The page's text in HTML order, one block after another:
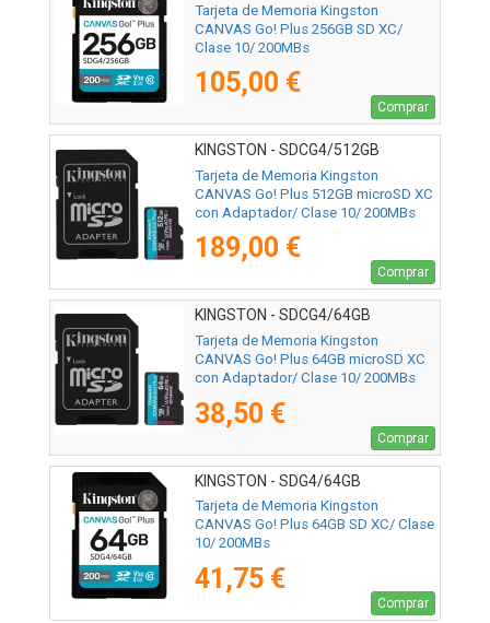
Tarjeta de Memoria Kingston
CANVAS Go! Plus 256GB SD XC/
Clase 10/ 200MBs
105,00 €
Comprar
KINGSTON - SDCG4/512GB
Tarjeta de Memoria Kingston
CANVAS Go! Plus 512GB microSD XC
con Adaptador/ Clase 10/ 200MBs
189,00 €
Comprar
KINGSTON - SDCG4/64GB
Tarjeta de Memoria Kingston
CANVAS Go! Plus 64GB microSD XC
con Adaptador/ Clase 10/ 200MBs
38,50 €
Comprar
KINGSTON - SDG4/64GB
Tarjeta de Memoria Kingston
CANVAS Go! Plus 64GB SD XC/ Clase
10/ 200MBs
41,75 €
Comprar